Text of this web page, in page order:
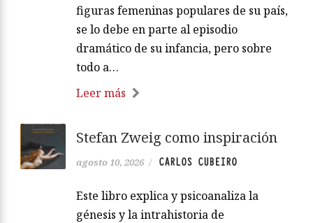
figuras femeninas populares de su país,
se lo debe en parte al episodio
dramático de su infancia, pero sobre
todo a…
Leer más
Stefan Zweig como inspiración
agosto 10, 2026 / CARLOS CUBEIRO
Este libro explica y psicoanaliza la
génesis y la intrahistoria de